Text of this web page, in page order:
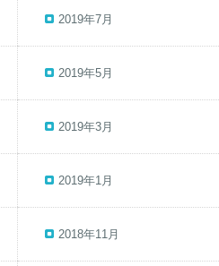
2019年7月
2019年5月
2019年3月
2019年1月
2018年11月